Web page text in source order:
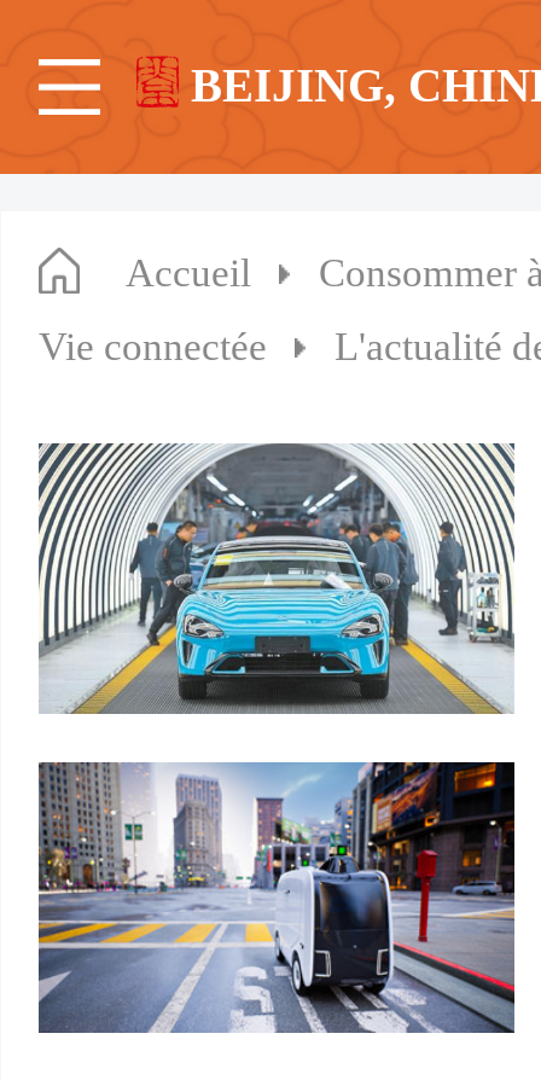
BEIJING,
Accueil
Consommer
Vie connectée
L'actualité